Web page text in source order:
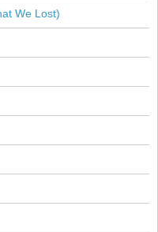
We Lost)